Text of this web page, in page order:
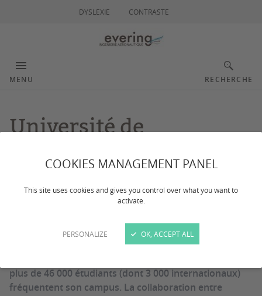
COOKIES MANAGEMENT PANEL
This site uses cookies and gives you control over what you want to
activate.
PERSONALIZE OK, ACCEPT ALL
DYSLEXIE CONTRASTE
MENU RECHERCHE
Université de
Cincinnati
Dernière mise à jour :le 15/05/2024
L’Université de Cincinnati est classée 64 parmi les
meilleures universités publiques aux Etats-Unis.
plus de 46 000 étudiants (dont 3 000 internationaux)
fréquentent son campus. La collaboration entre